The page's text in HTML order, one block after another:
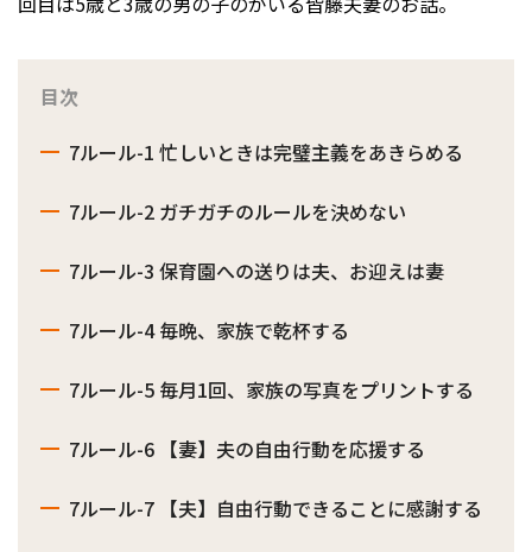
目次
7ルール-1 忙しいときは完璧主義をあきらめる
7ルール-2 ガチガチのルールを決めない
7ルール-3 保育園への送りは夫、お迎えは妻
7ルール-4 毎晩、家族で乾杯する
7ルール-5 毎月1回、家族の写真をプリントする
7ルール-6 【妻】夫の自由行動を応援する
7ルール-7 【夫】自由行動できることに感謝する